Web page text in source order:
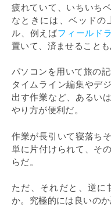
疲れていて、いちいち
なときには、ベッドの
ル、例えばフィールド
置いて、済ませることも
パソコンを用いて旅の
タイムライン編集やデ
出す作業など、あるい
やり方が便利だ。
作業が長引いて寝落ち
単に片付けられて、そ
らだ。
ただ、それだと、逆に
か。究極的には良いの